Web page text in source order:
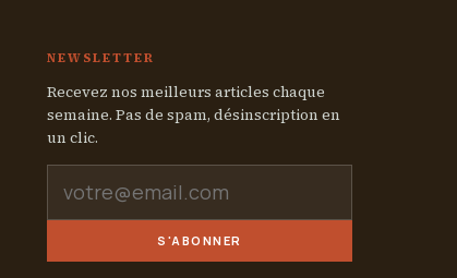
NEWSLETTER
Recevez nos meilleurs articles chaque
semaine. Pas de spam, désinscription en
un clic.
S'ABONNER